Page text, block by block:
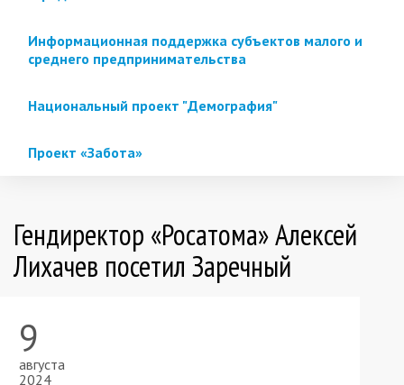
Информационная поддержка субъектов малого и
среднего предпринимательства
Национальный проект "Демография"
Проект «Забота»
Гендиректор «Росатома» Алексей
Лихачев посетил Заречный
9
августа
2024